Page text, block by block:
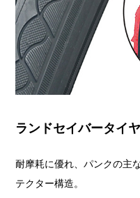
ランドセイバータイヤ
耐摩耗に優れ、パンクの主
テクター構造。